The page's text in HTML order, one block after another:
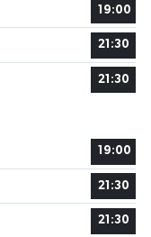
19:00
21:30
21:30
19:00
21:30
21:30